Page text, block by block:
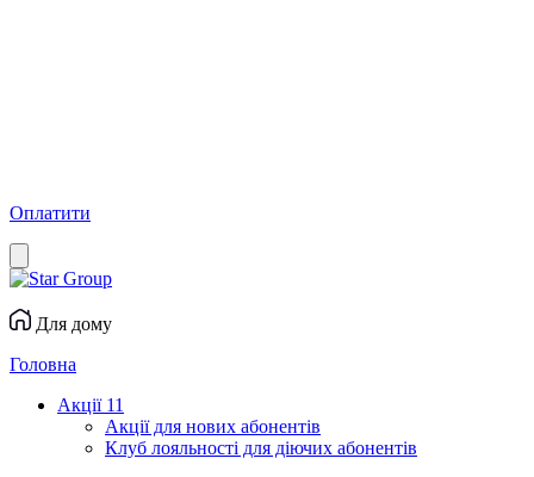
Оплатити
Для дому
Головна
Акції 11
Акції для нових абонентів
Клуб лояльності для діючих абонентів